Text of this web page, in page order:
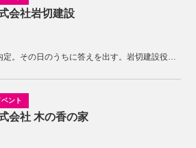
会社岩切建設
即内定。その日のうちに答えを出す。岩切建設役員面接
会社 木の香の家